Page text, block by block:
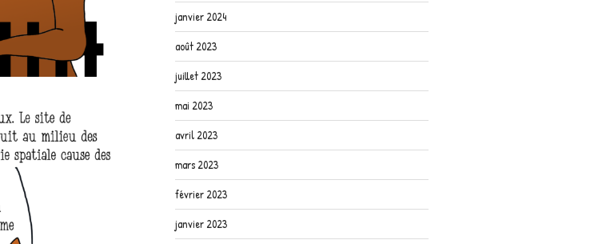
janvier 2024
août 2023
juillet 2023
mai 2023
avril 2023
mars 2023
février 2023
janvier 2023